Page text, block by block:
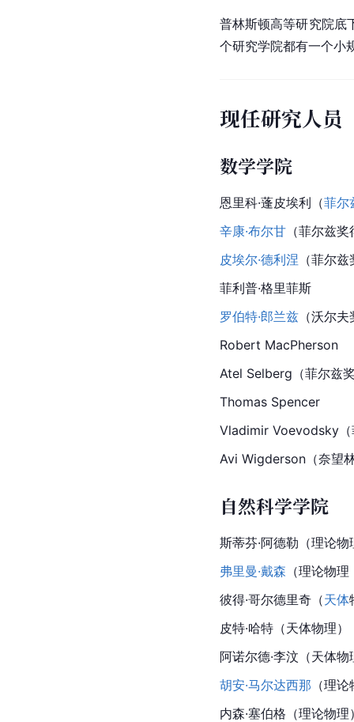
普林斯顿高等研究院底
个研究学院都有一个小
现任研究人员
数学学院
恩里科·蓬皮埃利（菲尔
辛康·布尔甘 （菲尔兹
皮埃尔·德利涅 （菲尔
菲利普·格里菲斯
罗伯特·郎兰兹 （沃尔
Robert MacPherson
Atel Selberg（菲尔兹
Thomas Spencer
Vladimir Voevodsky（
Avi Wigderson（奈望
自然科学学院
斯蒂芬·阿德勒（理论物
弗里曼·戴森 （理论物
彼得·哥尔德里奇（天体
皮特·哈特（天体物理）
阿诺尔德·李汶（天体物
胡安·马尔达西那 （理
内森·塞伯格（理论物理